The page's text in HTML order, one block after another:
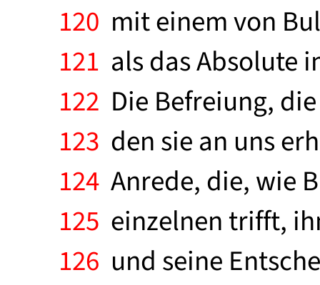
120 mit einem von
121 als das Absolute
122 Die Befreiung,
123 den sie an uns
124 Anrede, die, wie
125 einzelnen trifft,
126 und seine